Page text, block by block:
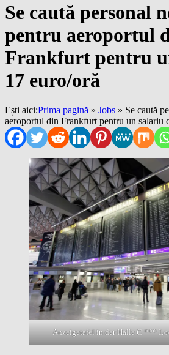
Se caută personal
pentru aeroportul
Frankfurt pentru
17 euro/oră
Ești aici:Prima pagină » Jobs » Se caută
aeroportul din Frankfurt pentru un salariu
Anzeigetafel in der Halle C ***